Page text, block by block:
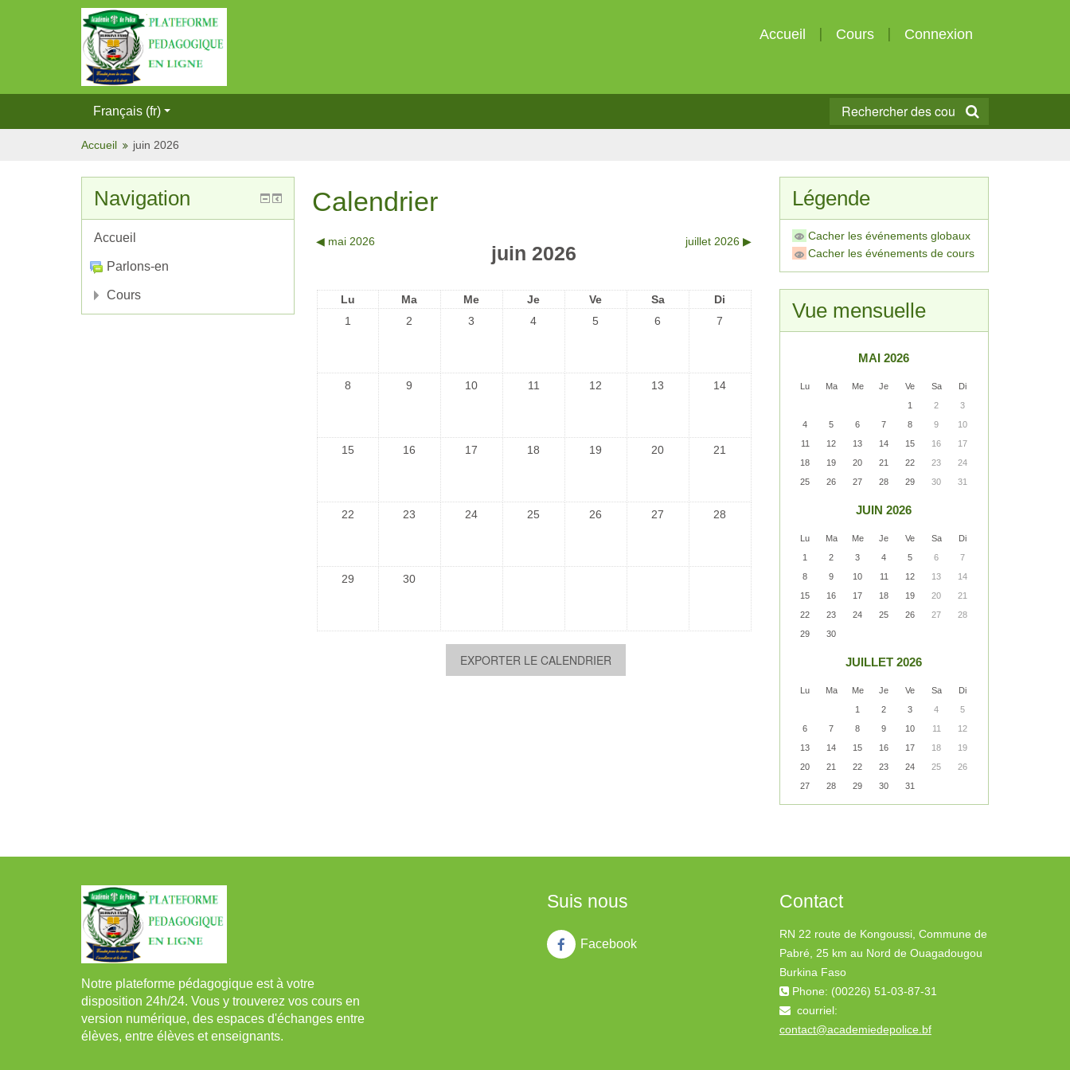
Accueil Cours Connexion
Français (fr)
Accueil juin 2026
Calendrier
◀︎ mai 2026
juin 2026
juillet 2026 ▶︎
Lu Ma Me Je Ve Sa
Di
1
2 3 4 5 6 7
8 9 10 11 12 13 14
15 16 17 18 19 20 21
22 23 24 25 26 27 28
29 30
Navigation
Accueil
Parlons-en
Cours
Légende
Cacher les événements globaux
Cacher les événements de cours
Vue mensuelle
MAI 2026
Lu Ma Me Je Ve Sa
Di
1
2
3
4
5 6 7 8 9
10
11
12 13 14 15 16
17
18
19 20 21 22 23
24
25
26 27 28 29 30 31
JUIN 2026
Lu Ma Me Je Ve Sa
Di
1
2 3 4 5 6
7
8
9 10 11 12 13
14
15
16 17 18 19 20
21
22
23 24 25 26 27
28
29
30
JUILLET 2026
Lu Ma Me Je Ve Sa
Di
1
2 3 4
5
6
7 8 9 10 11
12
13
14 15 16 17 18
19
20
21 22 23 24 25
26
27
28 29 30 31
Notre plateforme pédagogique est à votre
disposition 24h/24. Vous y trouverez vos cours en
version numérique, des espaces d'échanges entre
élèves, entre élèves et enseignants.
Suis nous
Facebook
Contact
RN 22 route de Kongoussi, Commune de
Pabré, 25 km au Nord de Ouagadougou
Burkina Faso
Phone: (00226) 51-03-87-31
courriel:
contact@academiedepolice.bf